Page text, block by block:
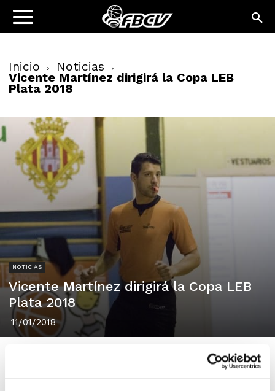
Inicio Noticias
Vicente Martínez dirigirá la Copa LEB
Plata 2018
NOTICIAS
Vicente Martínez dirigirá la Copa LEB
Plata 2018
11/01/2018